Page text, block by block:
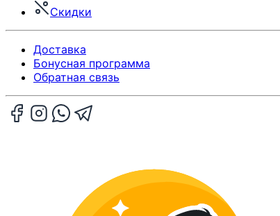
Скидки
Доставка
Бонусная программа
Обратная связь